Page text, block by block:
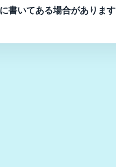
書いてある場合があります